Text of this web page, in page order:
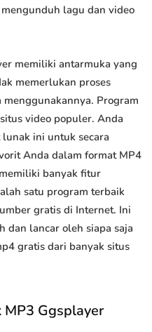
lagu dan video
memiliki antarmuka yang
memerlukan proses
Program
video populer. Anda
ini untuk secara
Anda dalam format MP4
banyak fitur
satu program terbaik
gratis di Internet. Ini
dan lancar oleh siapa saja
gratis dari banyak situs
Ggsplayer